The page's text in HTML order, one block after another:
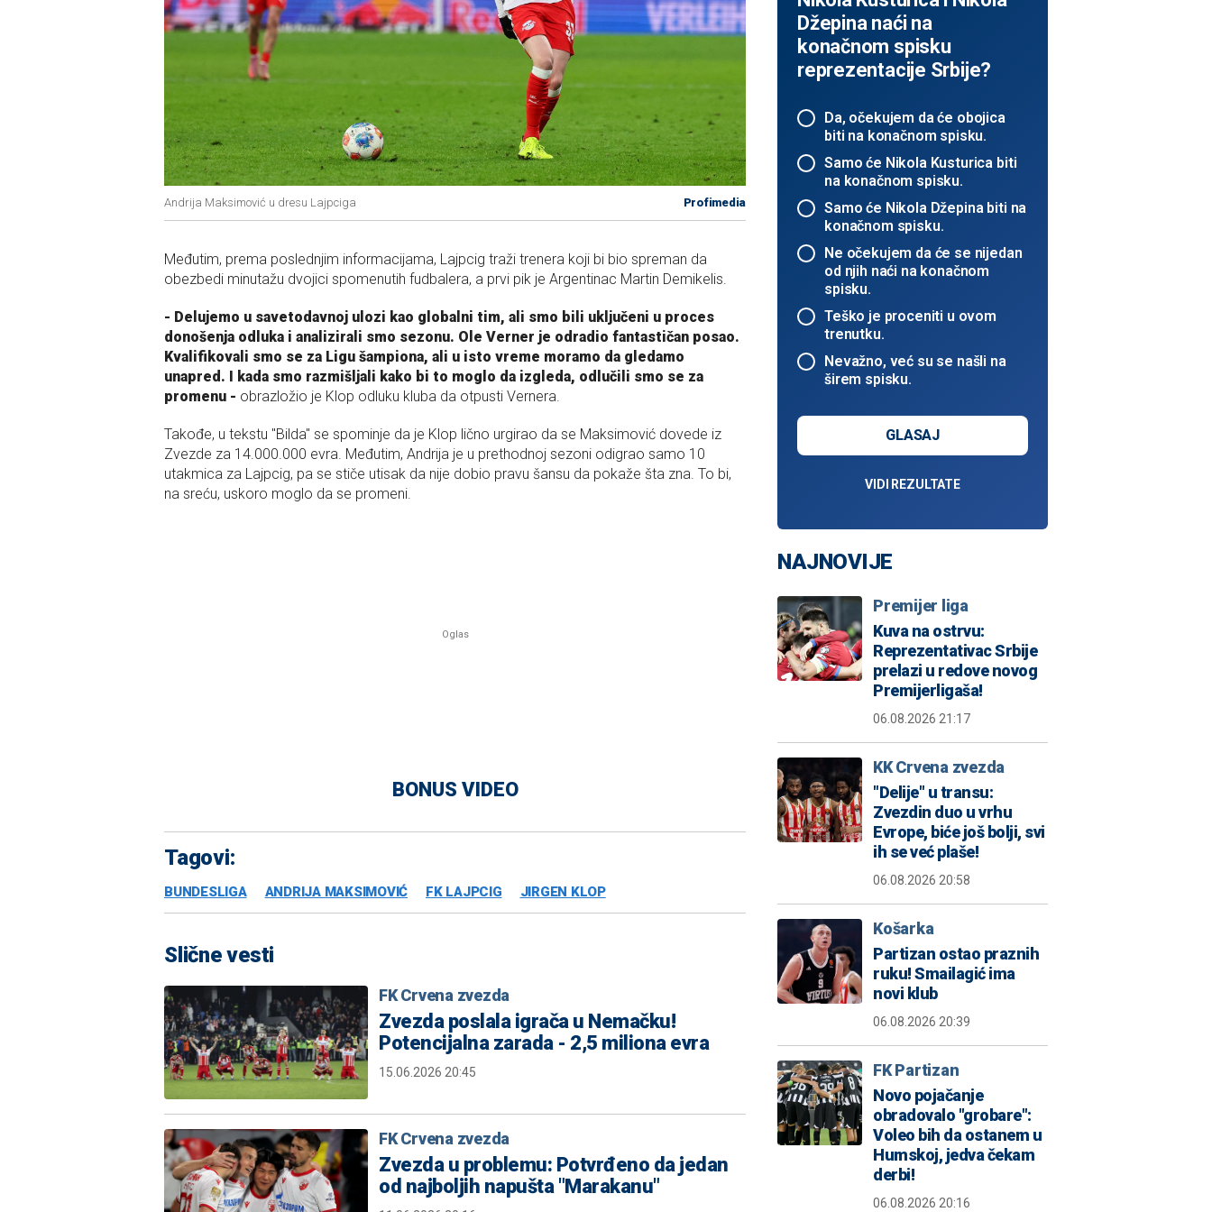
Andrija Maksimović u dresu Lajpciga Profimedia
Međutim, prema poslednjim informacijama, Lajpcig traži trenera koji bi bio spreman da
obezbedi minutažu dvojici spomenutih fudbalera, a prvi pik je Argentinac Martin Demikelis.
- Delujemo u savetodavnoj ulozi kao globalni tim, ali smo bili uključeni u proces
donošenja odluka i analizirali smo sezonu. Ole Verner je odradio fantastičan posao.
Kvalifikovali smo se za Ligu šampiona, ali u isto vreme moramo da gledamo
unapred. I kada smo razmišljali kako bi to moglo da izgleda, odlučili smo se za
promenu - obrazložio je Klop odluku kluba da otpusti Vernera.
Takođe, u tekstu "Bilda" se spominje da je Klop lično urgirao da se Maksimović dovede iz
Zvezde za 14.000.000 evra. Međutim, Andrija je u prethodnoj sezoni odigrao samo 10
utakmica za Lajpcig, pa se stiče utisak da nije dobio pravu šansu da pokaže šta zna. To bi,
na sreću, uskoro moglo da se promeni.
BONUS VIDEO
Tagovi:
BUNDESLIGA ANDRIJA MAKSIMOVIĆ FK LAJPCIG JIRGEN KLOP
Slične vesti
FK Crvena zvezda
Zvezda poslala igrača u Nemačku!
Potencijalna zarada - 2,5 miliona evra
15.06.2026 20:45
FK Crvena zvezda
Zvezda u problemu: Potvrđeno da jedan
od najboljih napušta "Marakanu"
Džepina naći na
konačnom spisku
reprezentacije Srbije?
Da, očekujem da će obojica
biti na konačnom spisku.
Samo će Nikola Kusturica biti
na konačnom spisku.
Samo će Nikola Džepina biti na
konačnom spisku.
Ne očekujem da će se nijedan
od njih naći na konačnom
spisku.
Teško je proceniti u ovom
trenutku.
Nevažno, već su se našli na
širem spisku.
GLASAJ
VIDI REZULTATE
NAJNOVIJE
Premijer liga
Kuva na ostrvu:
Reprezentativac Srbije
prelazi u redove novog
Premijerligaša!
06.08.2026 21:17
KK Crvena zvezda
"Delije" u transu:
Zvezdin duo u vrhu
Evrope, biće još bolji, svi
ih se već plaše!
06.08.2026 20:58
Košarka
Partizan ostao praznih
ruku! Smailagić ima
novi klub
06.08.2026 20:39
FK Partizan
Novo pojačanje
obradovalo "grobare":
Voleo bih da ostanem u
Humskoj, jedva čekam
derbi!
06.08.2026 20:16